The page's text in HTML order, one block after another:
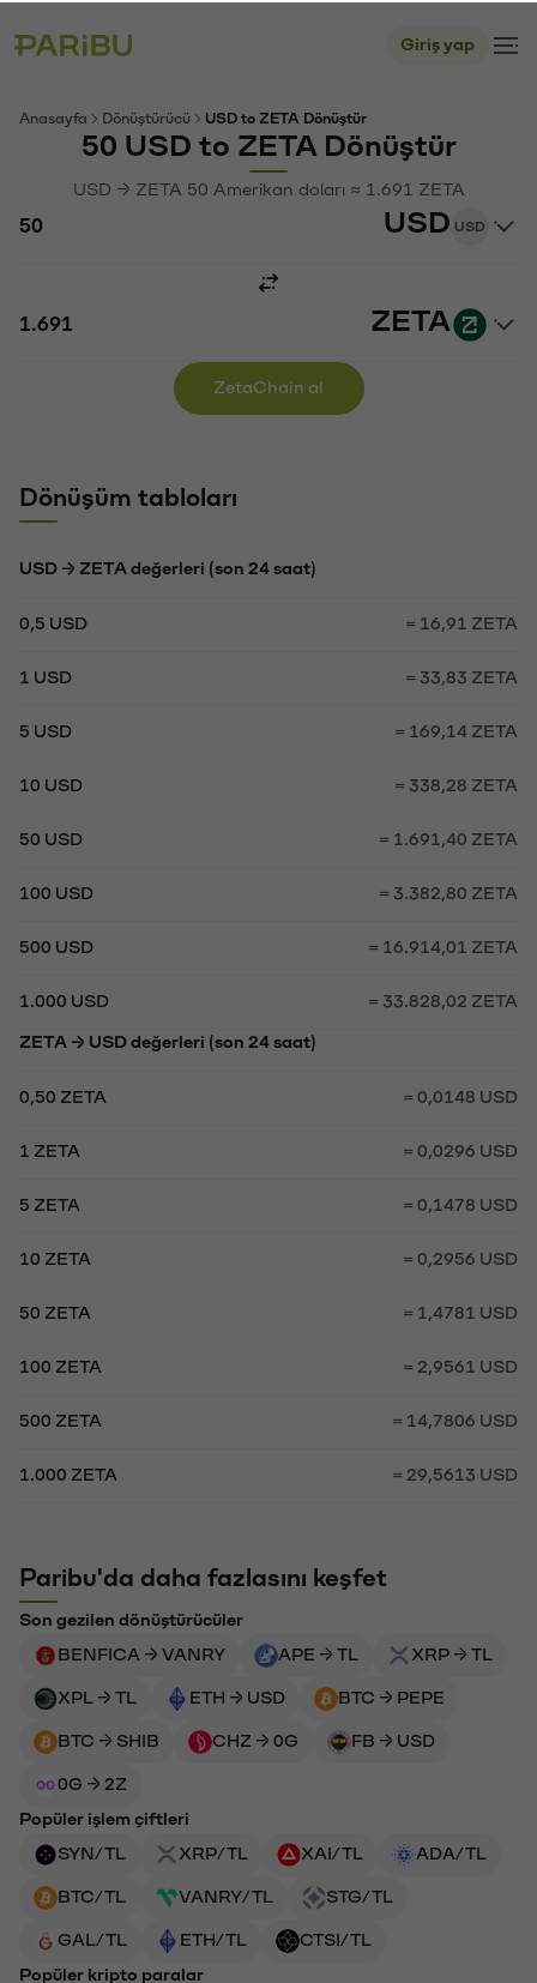
Giriş yap
Anasayfa Dönüştürücü USD to ZETA Dönüştür
50 USD to ZETA Dönüştür
USD → ZETA 50 Amerikan doları ≈ 1.691 ZETA
USD USD
ZETA
ZetaChain al
Dönüşüm tabloları
USD → ZETA değerleri (son 24 saat)
0,5 USD = 16,91 ZETA
1 USD = 33,83 ZETA
5 USD = 169,14 ZETA
10 USD = 338,28 ZETA
50 USD = 1.691,40 ZETA
100 USD = 3.382,80 ZETA
500 USD = 16.914,01 ZETA
1.000 USD = 33.828,02 ZETA
ZETA → USD değerleri (son 24 saat)
0,50 ZETA = 0,0148 USD
1 ZETA = 0,0296 USD
5 ZETA = 0,1478 USD
10 ZETA = 0,2956 USD
50 ZETA = 1,4781 USD
100 ZETA = 2,9561 USD
500 ZETA = 14,7806 USD
1.000 ZETA = 29,5613 USD
Paribu'da daha fazlasını keşfet
Son gezilen dönüştürücüler
BENFICA → VANRY
APE → TL XRP → TL
XPL → TL ETH → USD BTC → PEPE
BTC → SHIB CHZ → 0G FB → USD
0G → 2Z
Popüler işlem çiftleri
SYN/TL
XRP/TL XAI/TL ADA/TL
BTC/TL VANRY/TL STG/TL
GAL/TL ETH/TL
CTSI/TL
Popüler kripto paralar